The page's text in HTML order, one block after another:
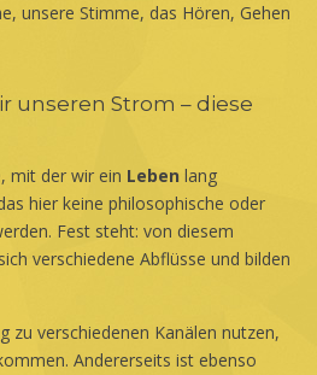
unsere Stimme, das Hören, Gehen
unseren Strom – diese
mit der wir ein Leben lang
hier keine philosophische oder
Fest steht: von diesem
verschiedene Abflüsse und bilden
zu verschiedenen Kanälen nutzen,
Andererseits ist ebenso